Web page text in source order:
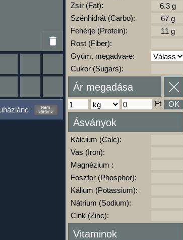
Ha ma már nem eszel/sportolsz többet,
kattints a kiértékelésre!
A Kalória Szimulátor Prémium funkció.
kalóriabázis.hu
Zsír (Fat):
Szénhidrát (Carbo):
Fehérje (Protein):
Rost (Fiber):
Gyüm. megadva-e:
Cukor (Sugars):
Ár megadása
Ft OK
Ásványok
Kálcium (Calc):
Vas (Iron):
Magnézium :
Foszfor (Phosphor):
Kálium (Potassium):
Nátrium (Sodium):
Cink (Zinc):
Vitaminok